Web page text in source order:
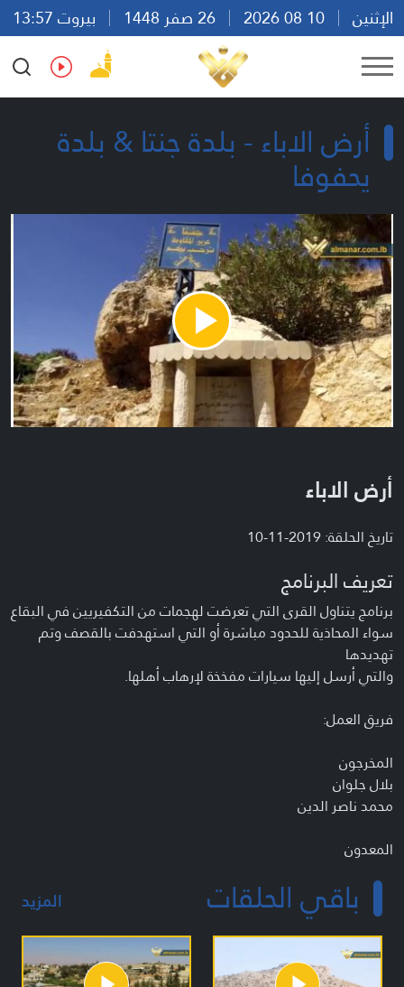
الإثنين
بيروت 13:57
Ar
En Fr Es
أرض الاباء - بلدة جنتا & بلدة
يحفوفا
Play
Video
أرض الاباء
تاريخ الحلقة: 2019-11-10
تعريف البرنامج
برنامج يتناول القرى التي تعرضت لهجمات من التكفيريين في البقاع
سواء المحاذية للحدود مباشرة أو التي استهدفت بالقصف وتم
تهديدها
والتي أرسل إليها سيارات مفخخة لإرهاب أهلها.
فريق العمل:
المخرجون
بلال جلوان
محمد ناصر الدين
المعدون
مريم فاضلباقي الحلقات المزيد